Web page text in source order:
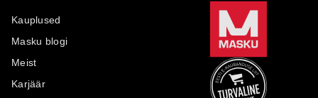
Kauplused
Masku blogi
Meist
Karjäär